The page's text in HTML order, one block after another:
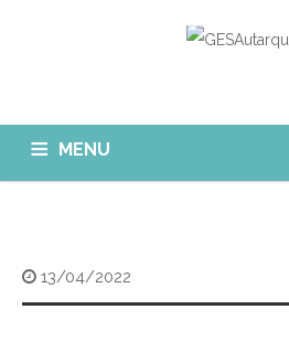
MENU
O que fazemos?
13/04/2022